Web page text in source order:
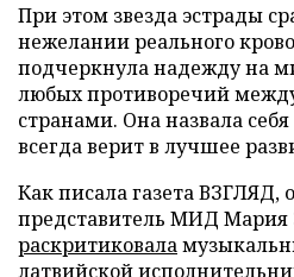
При этом звезда эстрады
нежелании реального
подчеркнула надежду на
любых противоречий
странами. Она назвала
всегда верит в лучшее
Как писала газета
представитель МИД Мария
раскритиковала
латвийской